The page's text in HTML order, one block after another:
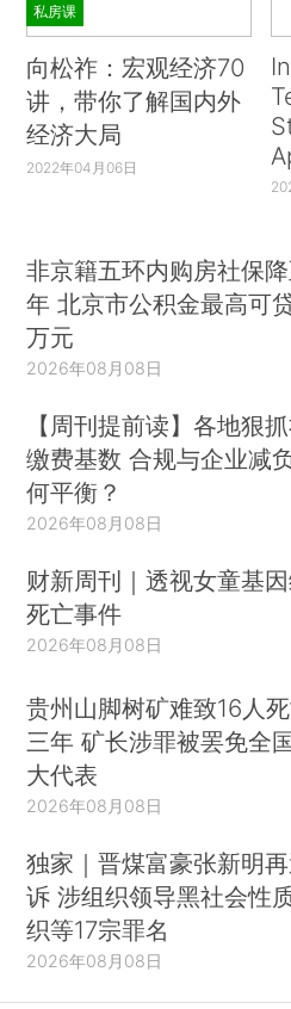
私房课
向松祚：宏观经济70
讲，带你了解国内外
经济大局
2022年04月06日
非京籍五环内购房社保
年 北京市公积金最高可
万元
2026年08月08日
【周刊提前读】各地狠
缴费基数 合规与企业减
何平衡？
2026年08月08日
财新周刊｜透视女童基
死亡事件
2026年08月08日
贵州山脚树矿难致16人
三年 矿长涉罪被罢免全
大代表
2026年08月08日
独家｜晋煤富豪张新明
诉 涉组织领导黑社会性
织等17宗罪名
2026年08月08日